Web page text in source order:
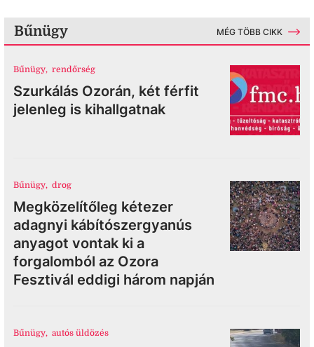
Bűnügy MÉG TÖBB CIKK
Bűnügy, rendőrség
Szurkálás Ozorán, két férfit
jelenleg is kihallgatnak
Bűnügy, drog
Megközelítőleg kétezer
adagnyi kábítószergyanús
anyagot vontak ki a
forgalomból az Ozora
Fesztivál eddigi három napján
Bűnügy, autós üldözés